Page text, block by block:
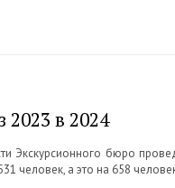
в 2024
Экскурсионного бюро
человек, а это на 658